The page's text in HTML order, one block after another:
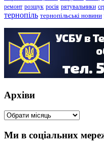
ремонт розшук росія рятувальники
тернопіль тернопільські новини
Архіви
Архіви
Ми в соціальних